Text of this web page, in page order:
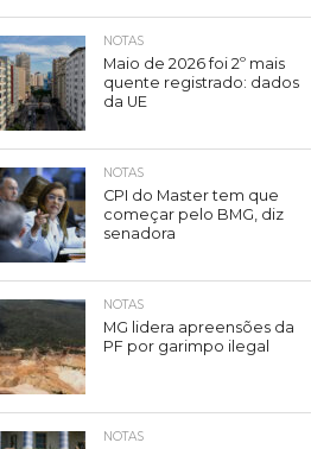
NOTAS
Maio de 2026 foi 2º mais
quente registrado: dados
da UE
NOTAS
CPI do Master tem que
começar pelo BMG, diz
senadora
NOTAS
MG lidera apreensões da
PF por garimpo ilegal
NOTAS